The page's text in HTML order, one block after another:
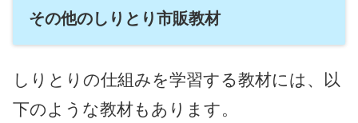
その他のしりとり市販教材
しりとりの仕組みを学習する教材には、以
下のような教材もあります。